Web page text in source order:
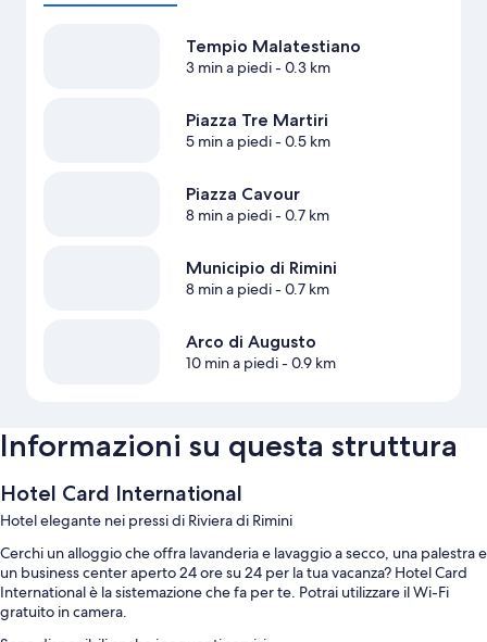
Tempio Malatestiano
3 min a piedi- 0.3 km
Piazza Tre Martiri
5 min a piedi- 0.5 km
Piazza Cavour
8 min a piedi- 0.7 km
Municipio di Rimini
8 min a piedi- 0.7 km
Arco di Augusto
10 min a piedi- 0.9 km
Informazioni su questa struttura
Hotel Card International
Hotel elegante nei pressi di Riviera di Rimini
Cerchi un alloggio che offra lavanderia e lavaggio a secco, una palestra e
un business center aperto 24 ore su 24 per la tua vacanza? Hotel Card
International è la sistemazione che fa per te. Potrai utilizzare il Wi-Fi
gratuito in camera.